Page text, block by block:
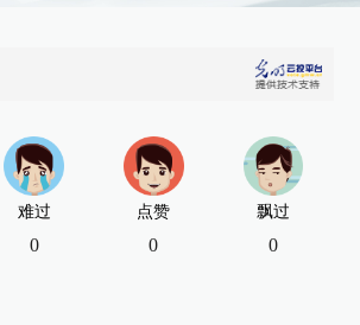
难过
0
点赞
0
飘过
0